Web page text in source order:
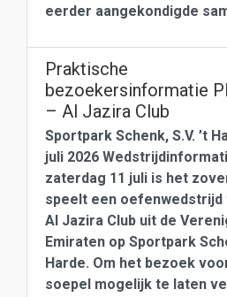
eerder aangekondigde
Praktische
bezoekersinformatie
– Al Jazira Club
Sportpark Schenk, S.V. ’t
juli 2026
zaterdag 11 juli is het
speelt een oefenwedstrijd
Al Jazira Club uit de
Emiraten op Sportpark
Harde. Om het bezoek
soepel mogelijk te laten